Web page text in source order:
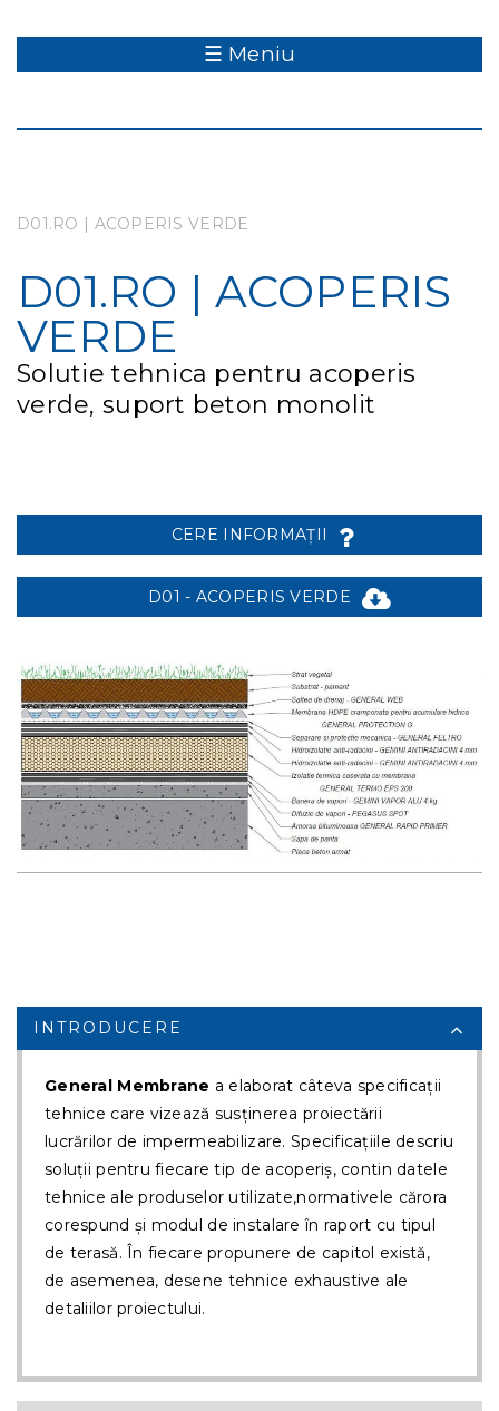
☰ Meniu
D01.RO | ACOPERIS VERDE
D01.RO | ACOPERIS
VERDE
Solutie tehnica pentru acoperis
verde, suport beton monolit
CERE INFORMAȚII
D01 - ACOPERIS VERDE
INTRODUCERE
General Membrane a elaborat câteva specificații
tehnice care vizează susținerea proiectării
lucrărilor de impermeabilizare. Specificațiile descriu
soluții pentru fiecare tip de acoperiș, contin datele
tehnice ale produselor utilizate,normativele cărora
corespund și modul de instalare în raport cu tipul
de terasă. În fiecare propunere de capitol există,
de asemenea, desene tehnice exhaustive ale
detaliilor proiectului.